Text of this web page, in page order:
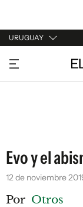
URUGUAY
URUGUAY
ARGENTINA
Evo y el
12 de noviembre
Por Otros